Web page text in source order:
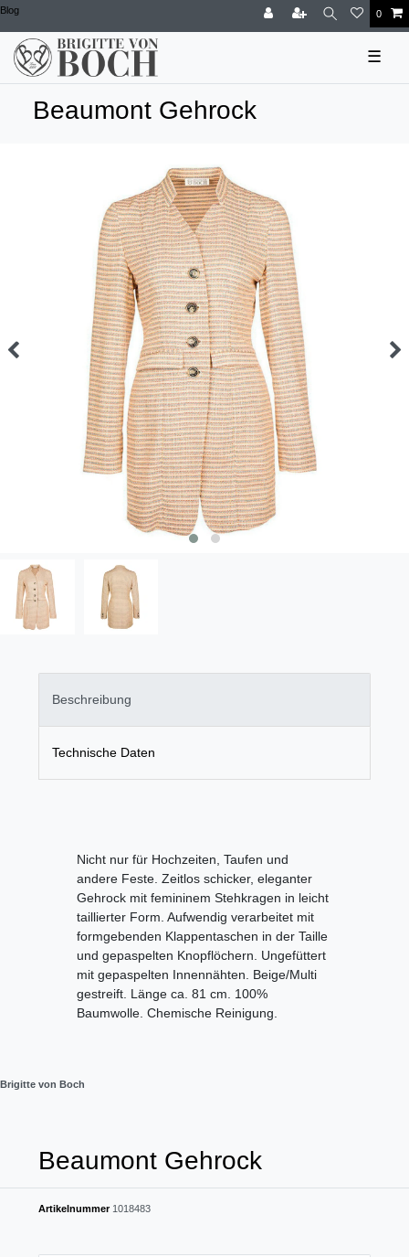
Blog 0
☰
Beaumont Gehrock
Beschreibung
Technische Daten
Nicht nur für Hochzeiten, Taufen und
andere Feste. Zeitlos schicker, eleganter
Gehrock mit femininem Stehkragen in leicht
taillierter Form. Aufwendig verarbeitet mit
formgebenden Klappentaschen in der Taille
und gepaspelten Knopflöchern. Ungefüttert
mit gepaspelten Innennähten. Beige/Multi
gestreift. Länge ca. 81 cm. 100%
Baumwolle. Chemische Reinigung.
Brigitte von Boch
Beaumont Gehrock
Artikelnummer 1018483